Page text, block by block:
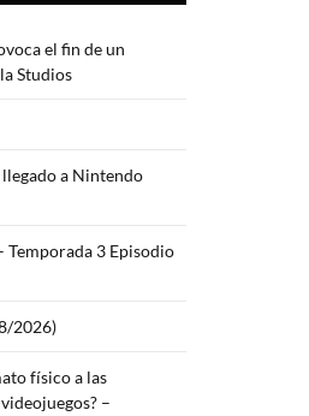
el fin de un
Studios
a Nintendo
Temporada 3 Episodio
2026)
físico a las
–